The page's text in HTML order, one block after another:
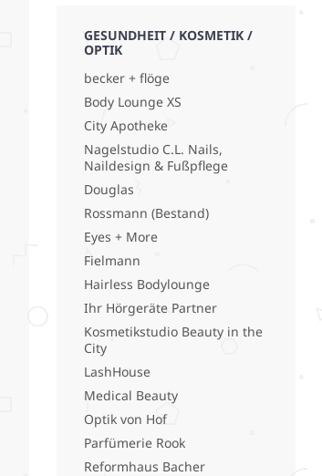
GESUNDHEIT / KOSMETIK /
OPTIK
becker + flöge
Body Lounge XS
City Apotheke
Nagelstudio C.L. Nails,
Naildesign & Fußpflege
Douglas
Rossmann (Bestand)
Eyes + More
Fielmann
Hairless Bodylounge
Ihr Hörgeräte Partner
Kosmetikstudio Beauty in the
City
LashHouse
Medical Beauty
Optik von Hof
Parfümerie Rook
Reformhaus Bacher